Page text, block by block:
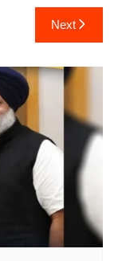
Next